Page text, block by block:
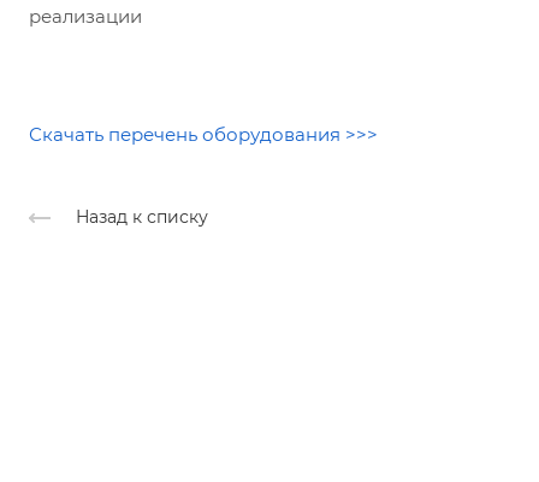
реализации
Скачать перечень оборудования >>>
Назад к списку